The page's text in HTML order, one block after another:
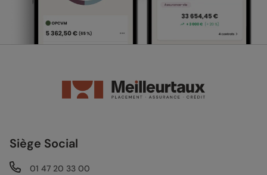
Siège Social
01 47 20 33 00